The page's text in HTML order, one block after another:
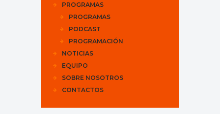
PROGRAMAS
PROGRAMAS
PODCAST
PROGRAMACIÓN
NOTICIAS
EQUIPO
SOBRE NOSOTROS
CONTACTOS